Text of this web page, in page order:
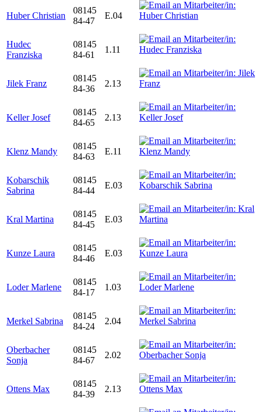
Huber Christian
08145
84-47
E.04
Hudec
Franziska
08145
84-61
1.11
Jilek Franz
08145
84-36
2.13
Keller Josef
08145
84-65
2.13
Klenz Mandy
08145
84-63
E.11
Kobarschik
Sabrina
08145
84-44
E.03
Kral Martina
08145
84-45
E.03
Kunze Laura
08145
84-46
E.03
Loder Marlene
08145
84-17
1.03
Merkel Sabrina
08145
84-24
2.04
Oberbacher
Sonja
08145
84-67
2.02
Ottens Max
08145
84-39
2.13